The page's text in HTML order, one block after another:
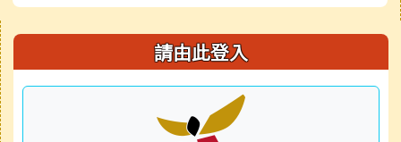
右邊區域內容 請由此登入